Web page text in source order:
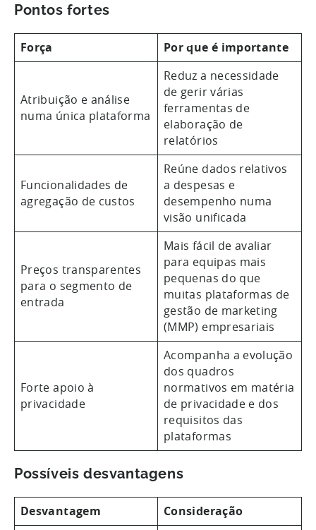
Pontos fortes
Força Por que é importante
Atribuição e análise
numa única plataforma
Reduz a necessidade
de gerir várias
ferramentas de
elaboração de
relatórios
Funcionalidades de
agregação de custos
Reúne dados relativos
a despesas e
desempenho numa
visão unificada
Preços transparentes
para o segmento de
entrada
Mais fácil de avaliar
para equipas mais
pequenas do que
muitas plataformas de
gestão de marketing
(MMP) empresariais
Forte apoio à
privacidade
Acompanha a evolução
dos quadros
normativos em matéria
de privacidade e dos
requisitos das
plataformas
Possíveis desvantagens
Desvantagem Consideração